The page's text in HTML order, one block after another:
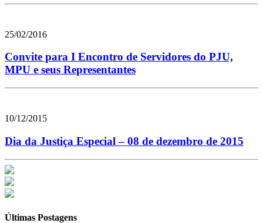
25/02/2016
Convite para I Encontro de Servidores do PJU,
MPU e seus Representantes
10/12/2015
Dia da Justiça Especial – 08 de dezembro de 2015
Últimas Postagens